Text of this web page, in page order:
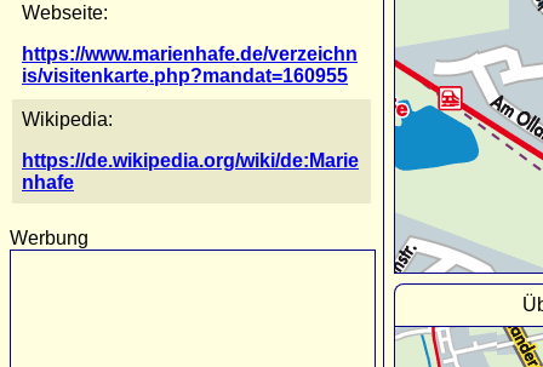
Webseite:
https://www.marienhafe.de/verzeichn
is/visitenkarte.php?mandat=160955
Wikipedia:
https://de.wikipedia.org/wiki/de:Marie
nhafe
Werbung